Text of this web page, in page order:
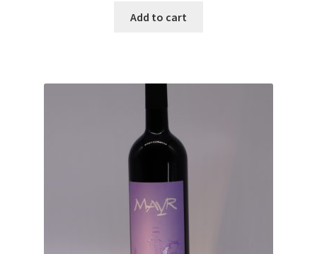
Add to cart